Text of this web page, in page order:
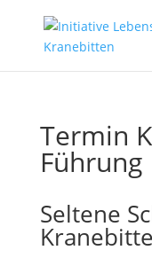
Termin
Führung
Seltene